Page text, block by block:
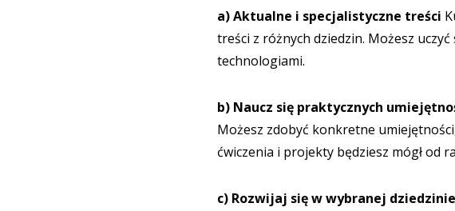
a) Aktualne i specjalistyczne treści
treści z różnych dziedzin. Możesz
technologiami.
b) Naucz się praktycznych
Możesz zdobyć konkretne
ćwiczenia i projekty będziesz mógł od
c) Rozwijaj się w wybranej dziedzinie